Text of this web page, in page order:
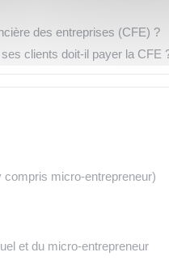
des entreprises (CFE) ?
clients doit-il payer la CFE
compris micro-entrepreneur)
et du micro-entrepreneur